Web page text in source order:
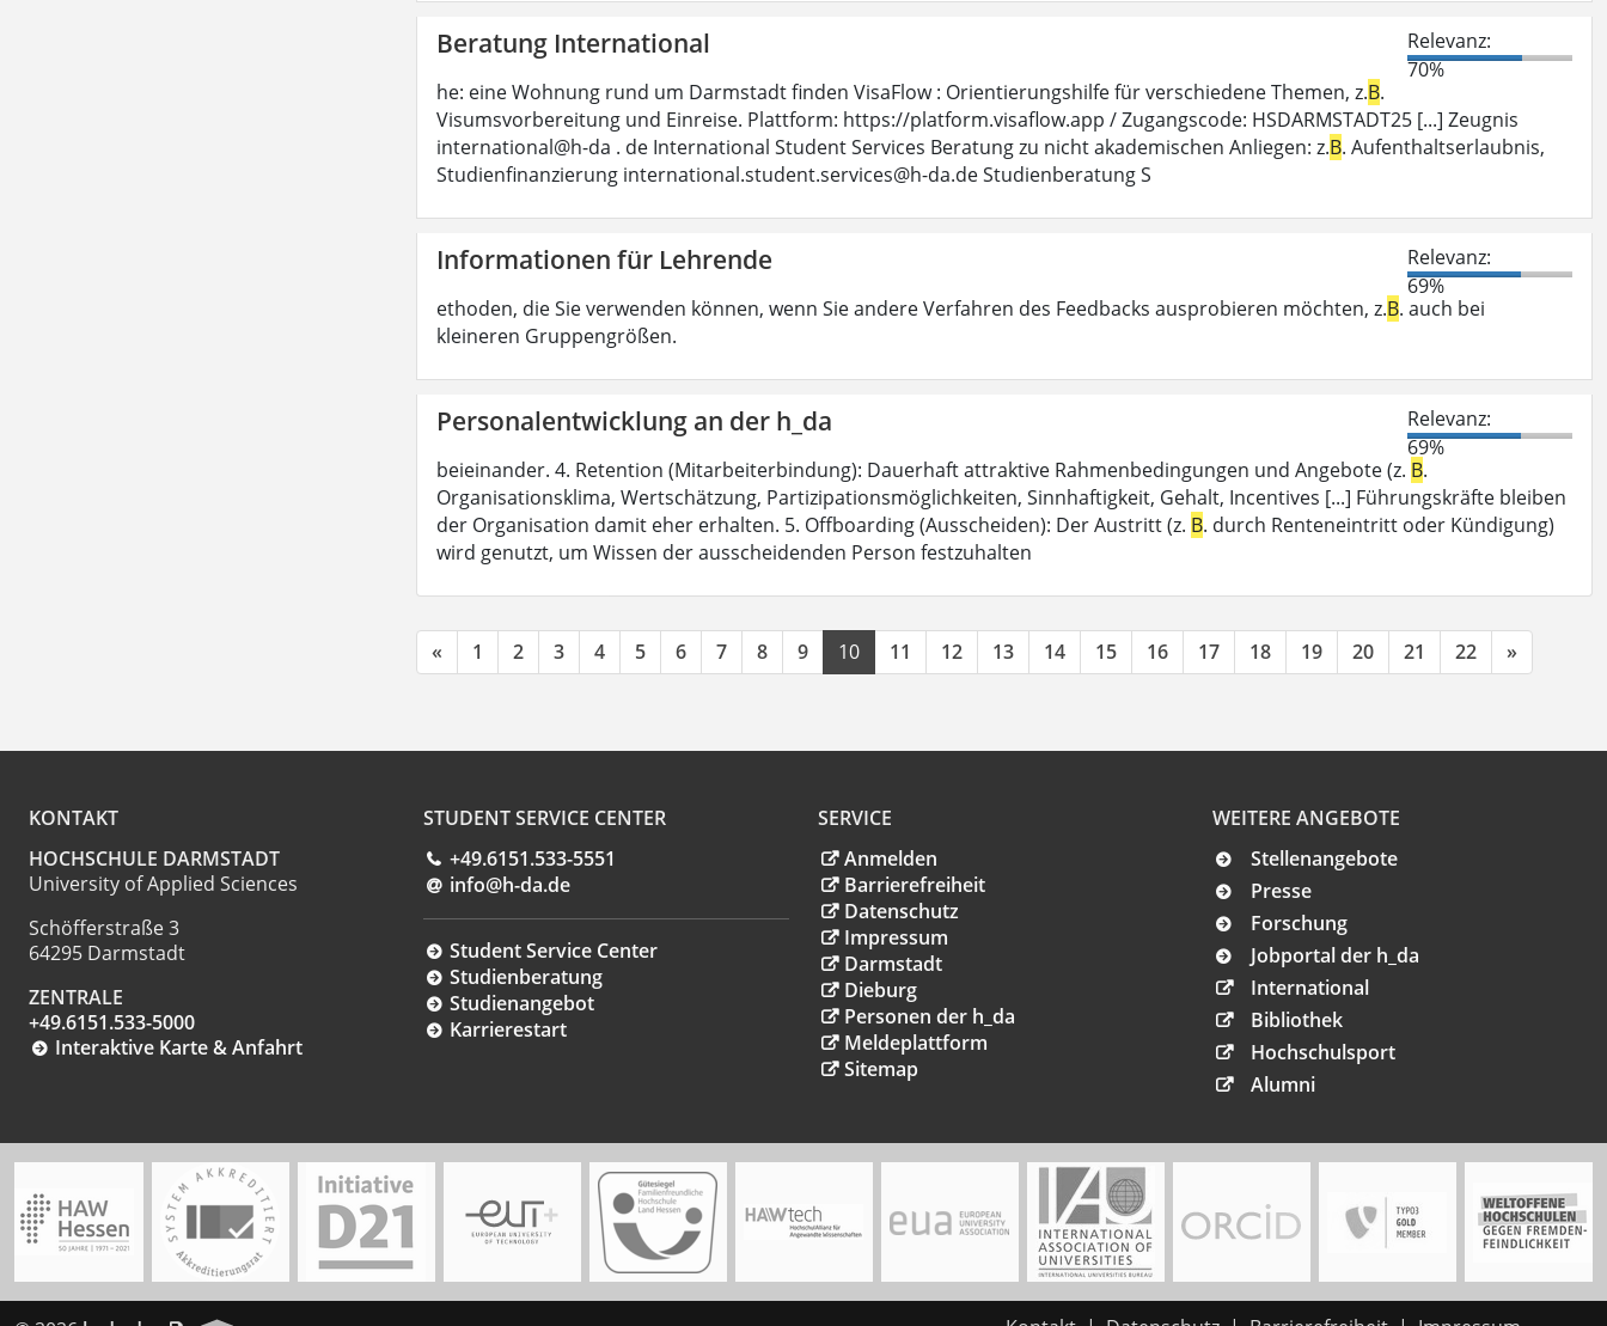
Beratung International
Relevanz:
70%
he: eine Wohnung rund um Darmstadt finden VisaFlow : Orientierungshilfe für verschiedene Themen, z.B.
Visumsvorbereitung und Einreise. Plattform: https://platform.visaflow.app / Zugangscode: HSDARMSTADT25 [...] Zeugnis
international@h-da . de International Student Services Beratung zu nicht akademischen Anliegen: z.B. Aufenthaltserlaubnis,
Studienfinanzierung international.student.services@h-da.de Studienberatung S
Informationen für Lehrende
Relevanz:
69%
ethoden, die Sie verwenden können, wenn Sie andere Verfahren des Feedbacks ausprobieren möchten, z.B. auch bei
kleineren Gruppengrößen.
Personalentwicklung an der h_da
Relevanz:
69%
beieinander. 4. Retention (Mitarbeiterbindung): Dauerhaft attraktive Rahmenbedingungen und Angebote (z. B.
Organisationsklima, Wertschätzung, Partizipationsmöglichkeiten, Sinnhaftigkeit, Gehalt, Incentives [...] Führungskräfte bleiben
der Organisation damit eher erhalten. 5. Offboarding (Ausscheiden): Der Austritt (z. B. durch Renteneintritt oder Kündigung)
wird genutzt, um Wissen der ausscheidenden Person festzuhalten
« 1 2 3 4 5 6 7 8 9 10 11 12 13 14 15 16 17 18 19 20 21 22 »
KONTAKT
HOCHSCHULE DARMSTADT
University of Applied Sciences
Schöfferstraße 3
64295 Darmstadt
ZENTRALE
+49.6151.533-5000
Interaktive Karte & Anfahrt
STUDENT SERVICE CENTER
+49.6151.533-5551
info@h-da.de
Student Service Center
Studienberatung
Studienangebot
Karrierestart
SERVICE
Anmelden
Barrierefreiheit
Datenschutz
Impressum
Darmstadt
Dieburg
Personen der h_da
Meldeplattform
Sitemap
WEITERE ANGEBOTE
Stellenangebote
Presse
Forschung
Jobportal der h_da
International
Bibliothek
Hochschulsport
Alumni